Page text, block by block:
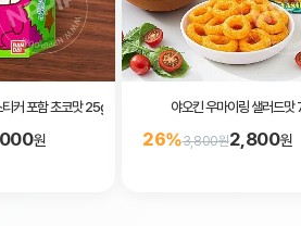
커 포함 초코맛 25g
원
야오킨 우마이링 샐러드맛
26%3,800원2,800원